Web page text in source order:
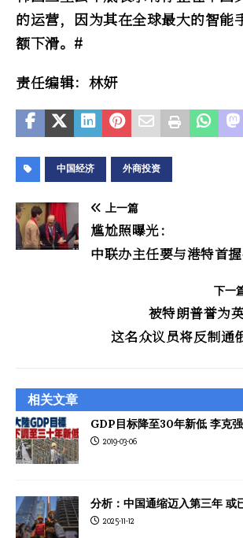
的运营，因为其在全球最大的智能
额下滑。#
责任编辑：林妍
中国经济 外商投资
上一篇
尴尬照曝光：
中联办主任要与港特首
下一
被特朗普誉为
这名众议员将反制通
相关文章
GDP目标降至30年新低 李克
2019-03-06
分析：中国通缩迈入第三年 或
2025-11-12